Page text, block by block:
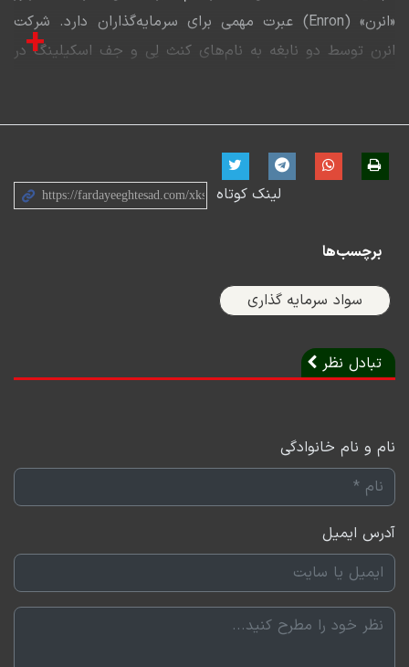
«انرن» (Enron) عبرت مهمی برای سرمایه‌گذاران دارد. شرکت
انرن توسط دو نابغه به نام‌های کنث لِی و جف اسکیلینگ در
رشد مداوم قیمت سهامش گویی قانون جاذبه زمین را نقض
کرده بود. انرن مشابه بسیاری از شرکت‌ها برنامه بازنشستگی
از حقوق کارکنان را به خرید سهام شرکت انرن اختصاص
می‌داد. کِنِث لِی به عنوان مدیر عامل، کارکنانش را به داشتن
سهام انرن به عنوان یک گزینه سرمایه‌گذاری جذاب تشویق
می‌کرد.
به این ترتیب، منشی انرن همه پس‌انداز بازنشستگی‌اش را در
به حباب داتکام شاید خوشایندترین روزهای خود را سپری
می‌کرد. یک منشی با درآمدی عادی، ارزش دارایی
بازنشستگی‌اش به عدد باورنکردنی ۳ میلیونننن دلار رسیده
بود و وقتی داشت برای اوقات فراغت و سفر به دور دنیا
برنامه‌ریزی می‌کرد، ناگهان ورق چرخید.
شرکت انرن بر مبنای حساب‌سازی‌ها و طرح‌های تجاری جعلی
رشد کرده بود و اکنون به عنوان یکی از مشهورترین
+
لینک کوتاه
برچسب‌ها
سواد سرمایه گذاری
تبادل نظر
نام و نام خانوادگی
آدرس ایمیل